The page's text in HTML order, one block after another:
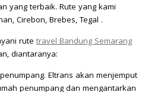
yang terbaik. Rute yang kami
Cirebon, Brebes, Tegal .
rute travel Bandung Semarang
diantaranya:
Eltrans akan menjemput
penumpang dan mengantarkan